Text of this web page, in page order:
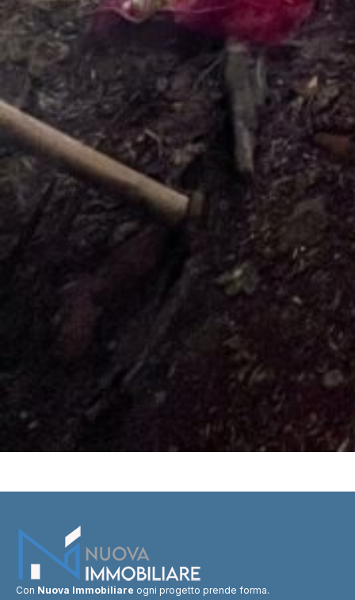
Con Nuova Immobiliare ogni progetto prende forma.